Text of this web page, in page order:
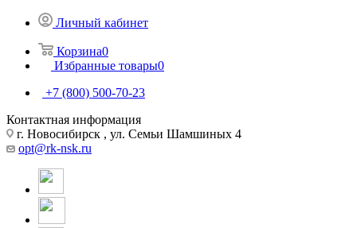
Личный кабинет
Корзина0
Избранные товары0
+7 (800) 500-70-23
Контактная информация
г. Новосибирск , ул. Семьи Шамшиных 4
opt@rk-nsk.ru